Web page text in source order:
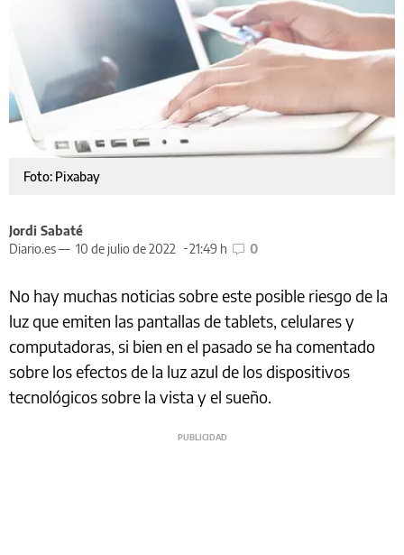
Foto: Pixabay
Jordi Sabaté
Diario.es — 10 de julio de 2022 21:49 h 0
No hay muchas noticias sobre este posible riesgo de la
luz que emiten las pantallas de tablets, celulares y
computadoras, si bien en el pasado se ha comentado
sobre los efectos de la luz azul de los dispositivos
tecnológicos sobre la vista y el sueño.